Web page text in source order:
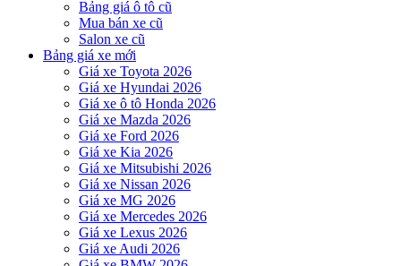
Bảng giá ô tô cũ
Mua bán xe cũ
Salon xe cũ
Bảng giá xe mới
Giá xe Toyota 2026
Giá xe Hyundai 2026
Giá xe ô tô Honda 2026
Giá xe Mazda 2026
Giá xe Ford 2026
Giá xe Kia 2026
Giá xe Mitsubishi 2026
Giá xe Nissan 2026
Giá xe MG 2026
Giá xe Mercedes 2026
Giá xe Lexus 2026
Giá xe Audi 2026